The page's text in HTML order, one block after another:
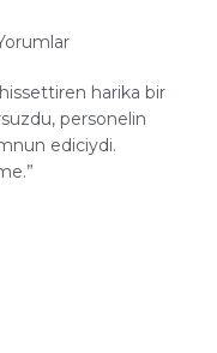
harika bir
personelin
ediciydi.